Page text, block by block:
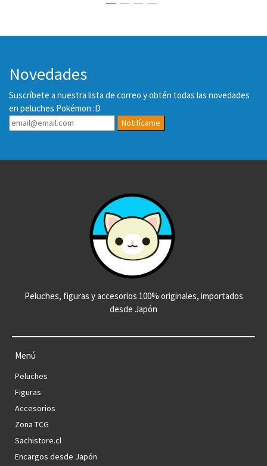
Novedades
Suscríbete a nuestra lista de correo y obtén todas las novedades
en peluches Pokémon :D
Notifícame
Peluches, figuras y accesorios 100% originales, importados
desde Japón
Menú
Peluches
Figuras
Accesorios
Zona TCG
Sachistore.cl
Encargos desde Japón